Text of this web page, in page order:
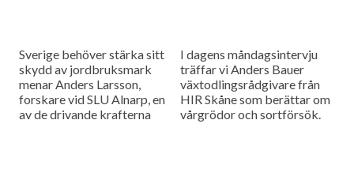
Sverige behöver stärka sitt
skydd av jordbruksmark
menar Anders Larsson,
forskare vid SLU Alnarp, en
av de drivande krafterna
I dagens måndagsintervju
träffar vi Anders Bauer
växtodlingsrådgivare från
HIR Skåne som berättar om
vårgrödor och sortförsök.